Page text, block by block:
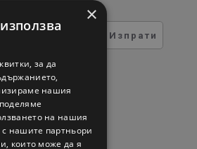
бюлетин
Изпрати
×
за да
нашия
на нашия
нашите партньори
които може да я